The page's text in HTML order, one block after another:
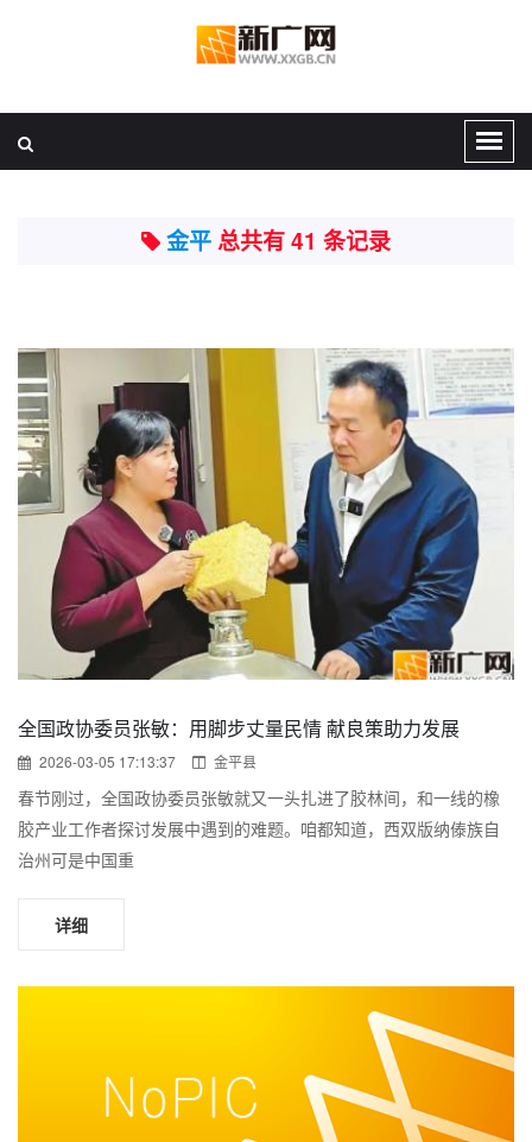
金平总共有 41 条记录
全国政协委员张敏：用脚步丈量民情 献良策助力发展
2026-03-05 17:13:37 金平县
春节刚过，全国政协委员张敏就又一头扎进了胶林间，和一线的橡
胶产业工作者探讨发展中遇到的难题。咱都知道，西双版纳傣族自
治州可是中国重
详细